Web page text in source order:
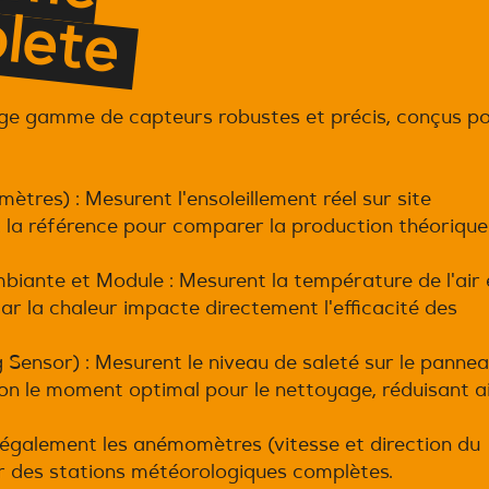
gamme de capteurs robustes et précis, conçus
: Mesurent l'ensoleillement réel sur site
la référence pour comparer la production
et Module : Mesurent la température de l'air
la chaleur impacte directement l'efficacité des
: Mesurent le niveau de saleté sur le
le moment optimal pour le nettoyage, réduisant
les anémomètres (vitesse et direction du
stations météorologiques complètes.